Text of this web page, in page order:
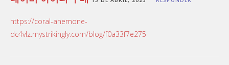
https://coral-anemone-
dc4vlz.mystrikingly.com/blog/f0a33f7e275